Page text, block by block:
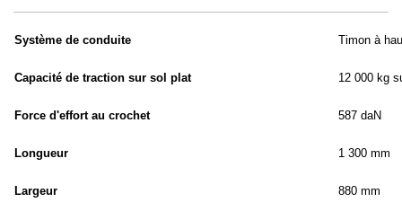
Système de conduite Timon à
Capacité de traction sur sol plat 12 000 kg
Force d'effort au crochet 587 daN
Longueur 1 300 mm
Largeur 880 mm